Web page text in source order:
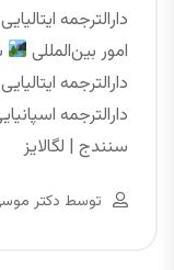
دارالترجمه
امور بین‌المللی
دارالترجمه
دارالترجمه
سنندج | لگالایز
توسط دکتر